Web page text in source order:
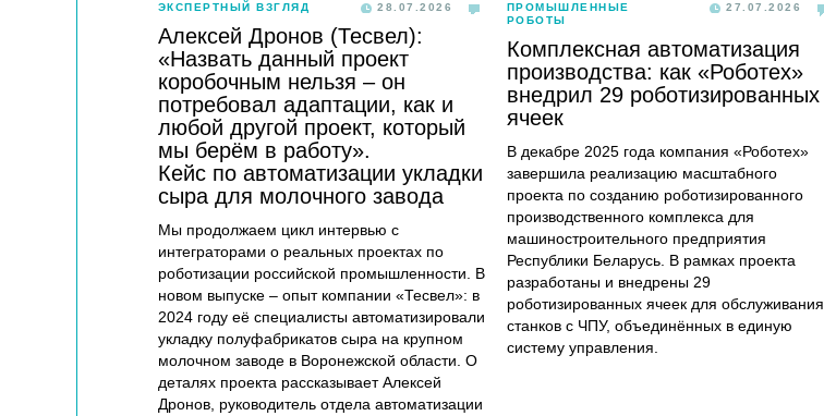
ЭКСПЕРТНЫЙ ВЗГЛЯД 28.07.2026
Алексей Дронов (Тесвел):
«Назвать данный проект
коробочным нельзя – он
потребовал адаптации, как и
любой другой проект, который
мы берём в работу».
Кейс по автоматизации укладки
сыра для молочного завода
Мы продолжаем цикл интервью с
интеграторами о реальных проектах по
роботизации российской промышленности. В
новом выпуске – опыт компании «Тесвел»: в
2024 году её специалисты автоматизировали
укладку полуфабрикатов сыра на крупном
молочном заводе в Воронежской области. О
деталях проекта рассказывает Алексей
Дронов, руководитель отдела автоматизации
ПРОМЫШЛЕННЫЕ
РОБОТЫ
27.07.2026
Комплексная автоматизация
производства: как «Роботех»
внедрил 29 роботизированных
ячеек
В декабре 2025 года компания «Роботех»
завершила реализацию масштабного
проекта по созданию роботизированного
производственного комплекса для
машиностроительного предприятия
Республики Беларусь. В рамках проекта
разработаны и внедрены 29
роботизированных ячеек для обслуживания
станков с ЧПУ, объединённых в единую
систему управления.